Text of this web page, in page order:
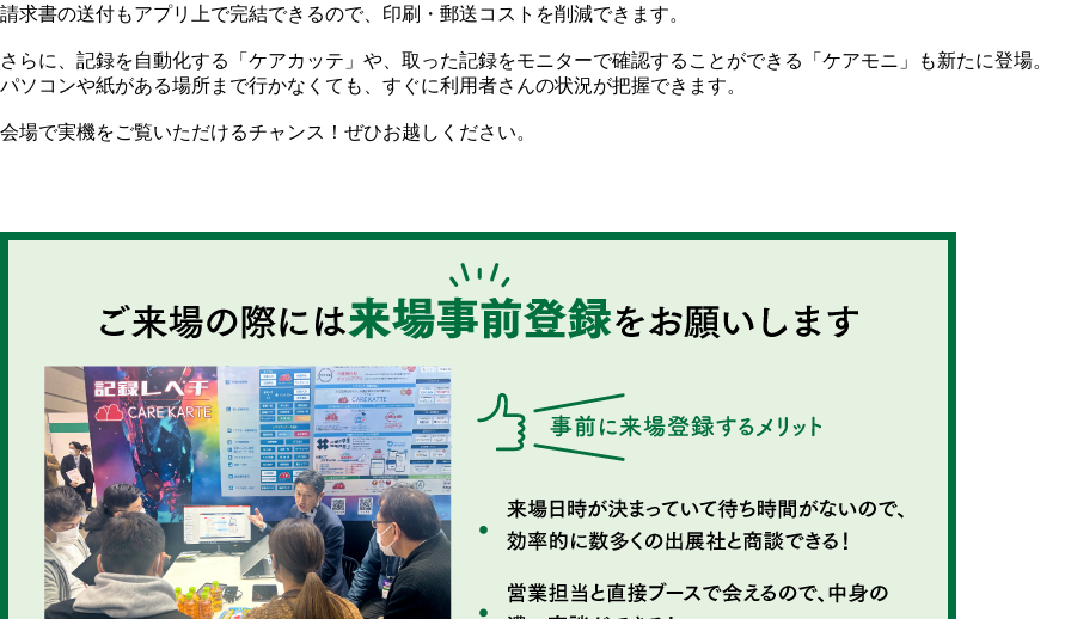
請求書の送付もアプリ上で完結できるので、印刷・郵送コストを削減できます。
さらに、記録を自動化する「ケアカッテ」や、取った記録をモニターで確認することができる「ケアモニ」も新たに登場。
パソコンや紙がある場所まで行かなくても、すぐに利用者さんの状況が把握できます。
会場で実機をご覧いただけるチャンス！ぜひお越しください。